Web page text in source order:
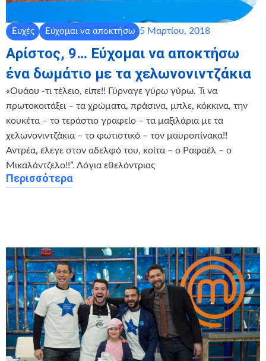
Ευχές Εύχομαι να αποκτήσω 5 Μαρτίου, 2018
Αρίστος, 9… Εύχομαι να αποκτήσω
ένα δωμάτιο με τα χελωνονιντζάκια
«Ουάου -τι τέλειο, είπε!! Γύρναγε γύρω γύρω. Τι να
πρωτοκοιτάξει – τα χρώματα, πράσινα, μπλε, κόκκινα, την
κουκέτα – το τεράστιο γραφείο – τα μαξιλάρια με τα
χελωνονιντζάκια – το φωτιστικό – τον μαυροπίνακα!!
Αντρέα, έλεγε στον αδελφό του, κοίτα – ο Ραφαέλ – ο
Μικαλάντζελο!!”. Λόγια εθελόντριας
Περισσότερα